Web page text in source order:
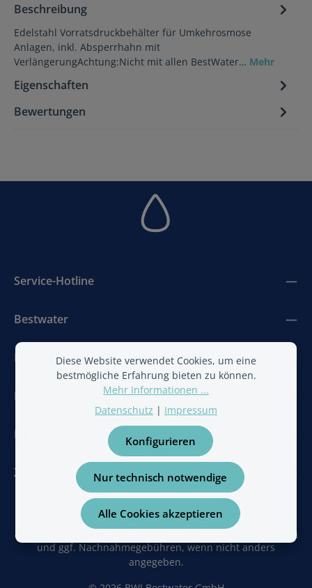
Beschreibung
Edelstahl Vorratsdruckbehälter für Umkehrosmose
Anlagen, inkl. Absperrhahn mit
VerlängerungAchtung:Nicht mit allen BestWater… Mehr
Eigenschaften
Bewertungen
Service-Hotline
Bestwater
BestAir
Newsletter
Folge uns
Zahlungsarten
Alle Preise inkl. gesetzl. Mehrwertsteuer zzgl.Versandkosten
und ggf. Nachnahmegebühren, wenn nicht anders
angegeben.
Diese Website verwendet Cookies, um eine
bestmögliche Erfahrung bieten zu können.
Mehr Informationen ...
Datenschutz | Impressum
Nur technisch notwendige
Konfigurieren
Alle Cookies akzeptieren